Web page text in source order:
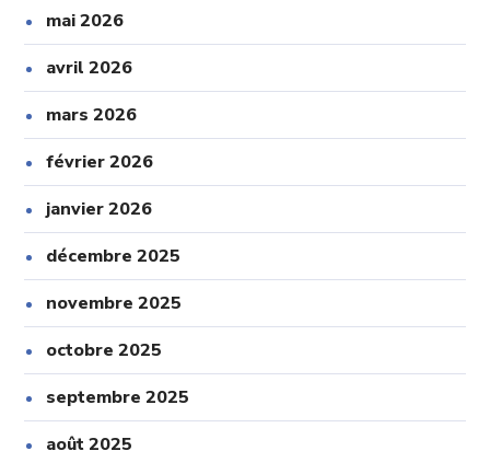
mai 2026
avril 2026
mars 2026
février 2026
janvier 2026
décembre 2025
novembre 2025
octobre 2025
septembre 2025
août 2025